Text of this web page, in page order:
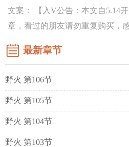
文案： 【入V公告：本文自5.14
章，看过的朋友请勿重复购买，
最新章节
野火 第106节
野火 第105节
野火 第104节
野火 第103节